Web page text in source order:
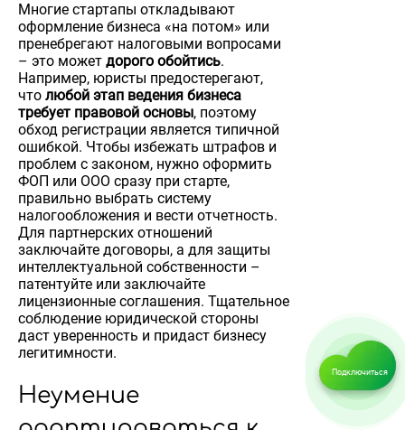
Многие стартапы откладывают
оформление бизнеса «на потом» или
пренебрегают налоговыми вопросами
– это может дорого обойтись.
Например, юристы предостерегают,
что любой этап ведения бизнеса
требует правовой основы, поэтому
обход регистрации является типичной
ошибкой. Чтобы избежать штрафов и
проблем с законом, нужно оформить
ФОП или ООО сразу при старте,
правильно выбрать систему
налогообложения и вести отчетность.
Для партнерских отношений
заключайте договоры, а для защиты
интеллектуальной собственности –
патентуйте или заключайте
лицензионные соглашения. Тщательное
соблюдение юридической стороны
даст уверенность и придаст бизнесу
легитимности.
Неумение
Подключиться